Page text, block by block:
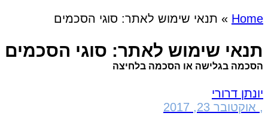
Home
» תנאי שימוש לאתר: סוגי הסכמים
תנאי שימוש לאתר: סוגי הסכמים
הסכמה בגלישה או הסכמה בלחיצה
יונתן דרורי
, אוקטובר 23, 2017